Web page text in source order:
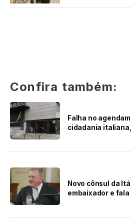
Confira também:
Falha no
cidadania
Novo cônsul da
embaixador e